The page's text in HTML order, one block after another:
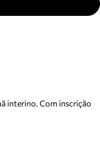
interino. Com inscrição